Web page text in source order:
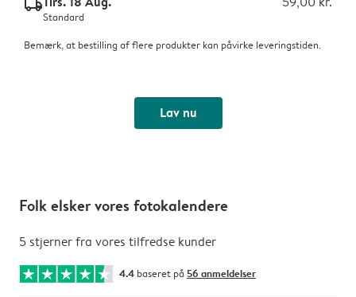
delivery_standard_v2
Standard
Bemærk, at bestilling af flere produkter kan påvirke leveringstiden.
Lav nu
Folk elsker vores fotokalendere
5 stjerner fra vores tilfredse kunder
4.4 baseret på 56 anmeldelser